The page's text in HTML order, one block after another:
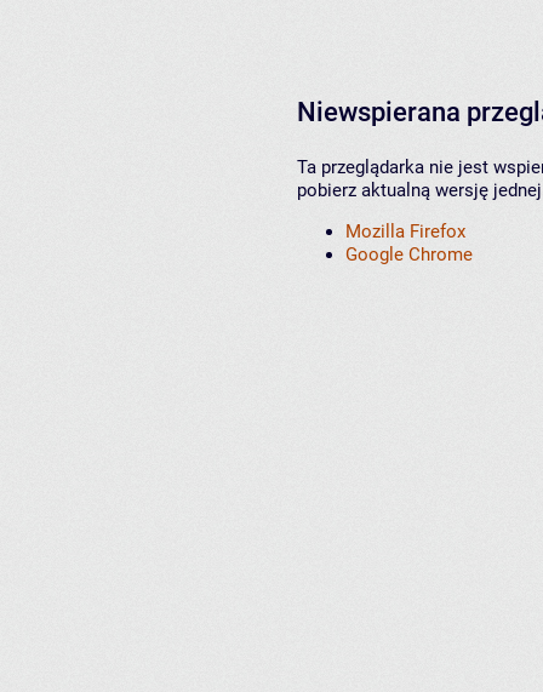
Niewspierana
Ta przeglądarka nie jest
pobierz aktualną wersję
Mozilla Firefox
Google Chrome